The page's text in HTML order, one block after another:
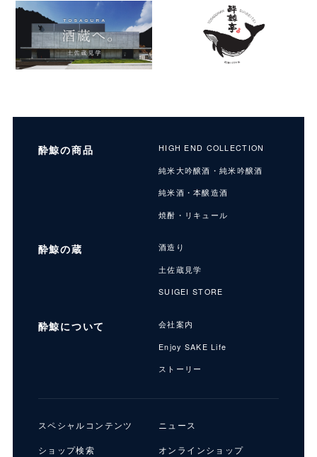
酔鯨の商品 HIGH END COLLECTION
純米大吟醸酒・純米吟醸酒
純米酒・本醸造酒
焼酎・リキュール
酔鯨の蔵 酒造り
土佐蔵見学
SUIGEI STORE
酔鯨について 会社案内
Enjoy SAKE Life
ストーリー
ニュース
スペシャルコンテンツ
ショップ検索 オンラインショップ